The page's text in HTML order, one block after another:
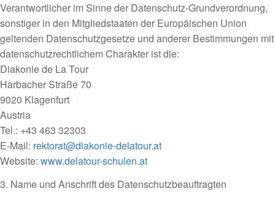
Verantwortlicher im Sinne der Datenschutz-Grundverordnung,
sonstiger in den Mitgliedstaaten der Europäischen Union
geltenden Datenschutzgesetze und anderer Bestimmungen mit
datenschutzrechtlichem Charakter ist die:
Diakonie de La Tour
Harbacher Straße 70
9020 Klagenfurt
Austria
Tel.: +43 463 32303
E-Mail: rektorat@diakonie-delatour.at
Website: www.delatour-schulen.at
3. Name und Anschrift des Datenschutzbeauftragten